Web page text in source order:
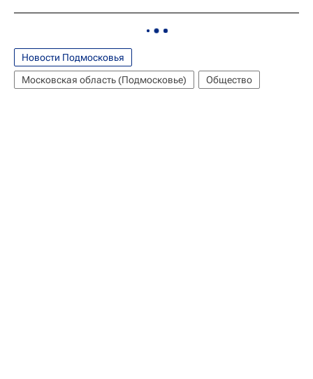
Новости Подмосковья
Московская область (Подмосковье)
Общество